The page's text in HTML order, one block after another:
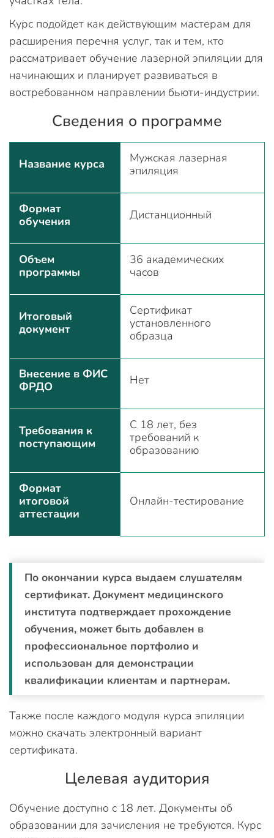
Курс подойдет как действующим мастерам для
расширения перечня услуг, так и тем, кто
рассматривает обучение лазерной эпиляции для
начинающих и планирует развиваться в
востребованном направлении бьюти-индустрии.
Сведения о программе
Название курса
Мужская лазерная
эпиляция
Формат
обучения
Дистанционный
Объем
программы
36 академических
часов
Итоговый
документ
Сертификат
установленного
образца
Внесение в ФИС
ФРДО
Нет
Требования к
поступающим
С 18 лет, без
требований к
образованию
Формат
итоговой
аттестации
Онлайн-тестирование
По окончании курса выдаем слушателям
сертификат. Документ медицинского
института подтверждает прохождение
обучения, может быть добавлен в
профессиональное портфолио и
использован для демонстрации
квалификации клиентам и партнерам.
Также после каждого модуля курса эпиляции
можно скачать электронный вариант
сертификата.
Целевая аудитория
Обучение доступно с 18 лет. Документы об
образовании для зачисления не требуются. Курс